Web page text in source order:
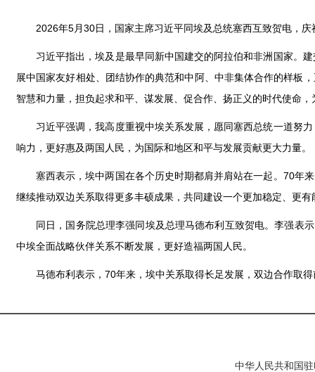
2026年5月30日，国家主席习近平同埃及总统塞西互致贺电，
习近平指出，埃及是最早同新中国建交的阿拉伯和非洲国家。
展中国家友好相处、团结协作的典范和中阿、中非集体合作的样板
智慧和力量，担负起求和平、谋发展、促合作、扬正义的时代使命
习近平强调，我高度重视中埃关系发展，愿同塞西总统一道努
响力，更好惠及两国人民，为国际和地区和平与发展贡献更大力量。
塞西表示，埃中两国在各个历史时期都肩并肩站在一起。70年
继续推动双边关系取得更多丰硕成果，共同建设一个更加稳定、更
同日，国务院总理李强同埃及总理马德布利互致贺电。李强表
中埃全面战略伙伴关系不断发展，更好造福两国人民。
马德布利表示，70年来，埃中关系取得长足发展，双边合作取
中华人民共和国